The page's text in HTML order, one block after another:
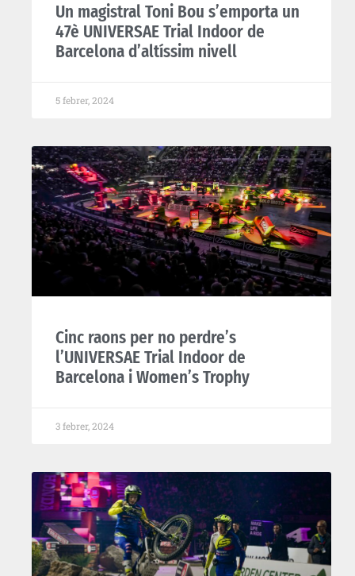
Un magistral Toni Bou s’emporta un
47è UNIVERSAE Trial Indoor de
Barcelona d’altíssim nivell
5 febrer, 2024
Cinc raons per no perdre’s
l’UNIVERSAE Trial Indoor de
Barcelona i Women’s Trophy
3 febrer, 2024